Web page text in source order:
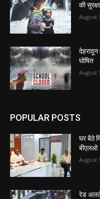
की
August
घोषित
August
POPULAR POSTS
घर बैठे
बीएलओ
August
रेड